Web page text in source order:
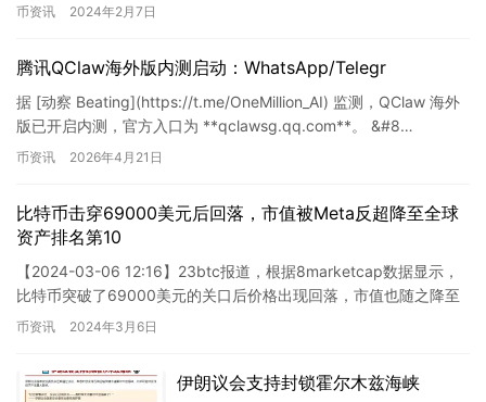
户现在可以通过这两种支付方式…
币资讯 2024年2月7日
腾讯QClaw海外版内测启动：WhatsApp/Telegr
据 [动察 Beating](https://t.me/OneMillion_AI) 监测，QClaw 海外
版已开启内测，官方入口为 **qclawsg.qq.com**。 &#8…
币资讯 2026年4月21日
比特币击穿69000美元后回落，市值被Meta反超降至全球
资产排名第10
【2024-03-06 12:16】23btc报道，根据8marketcap数据显示，
比特币突破了69000美元的关口后价格出现回落，市值也随之降至
1.245万亿美元，目前已被Me…
币资讯 2024年3月6日
伊朗议会支持封锁霍尔木兹海峡